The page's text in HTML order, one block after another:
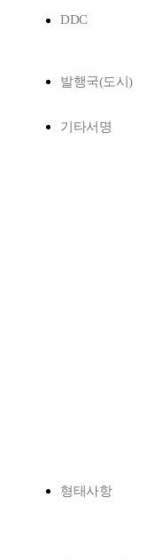
DDC
발행국(도시)
기타서명
형태사항